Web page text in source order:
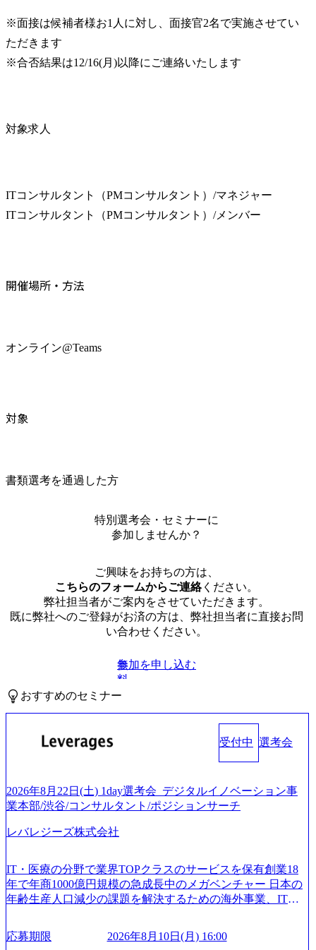
※面接は候補者様お1人に対し、面接官2名で実施させてい
ただきます
※合否結果は12/16(月)以降にご連絡いたします
対象求人
ITコンサルタント（PMコンサルタント）/マネジャー
ITコンサルタント（PMコンサルタント）/メンバー
開催場所・方法
オンライン@Teams
対象
書類選考を通過した方
特別選考会・セミナーに
参加しませんか？
ご興味をお持ちの方は、
こちらのフォームからご連絡ください。
弊社担当者がご案内をさせていただきます。
既に弊社へのご登録がお済の方は、弊社担当者に直接お問
い合わせください。
無
料
参加を申し込む
おすすめのセミナー
受付中 選考会
2026年8月22日(土) 1day選考会_デジタルイノベーション事
業本部/渋谷/コンサルタント/ポジションサーチ
レバレジーズ株式会社
IT・医療の分野で業界TOPクラスのサービスを保有創業18
年で年商1000億円規模の急成長中のメガベンチャー 日本の
年齢生産人口減少の課題を解決するための海外事業、IT事
以上の事業を展開する オールインハウスの組織体制をとっ
ており社内で新しい事業開発などの人員調達できる 独立資
応募期限
2026年8月10日(月) 16:00